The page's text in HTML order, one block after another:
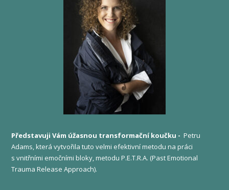
Představuji Vám úžasnou transformační koučku - Petru
Adams, která vytvořila tuto velmi efektivní metodu na práci
s vnitřními emočními bloky, metodu P.E.T.R.A. (Past Emotional
Trauma Release Approach).